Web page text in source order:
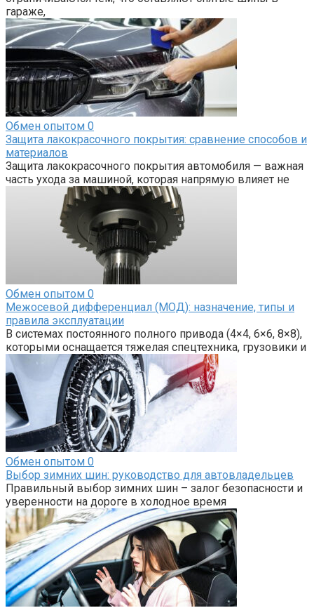
гараже,
Обмен опытом 0
Защита лакокрасочного покрытия: сравнение способов и
материалов
Защита лакокрасочного покрытия автомобиля — важная
часть ухода за машиной, которая напрямую влияет не
Обмен опытом 0
Межосевой дифференциал (МОД): назначение, типы и
правила эксплуатации
В системах постоянного полного привода (4×4, 6×6, 8×8),
которыми оснащается тяжелая спецтехника, грузовики и
Обмен опытом 0
Выбор зимних шин: руководство для автовладельцев
Правильный выбор зимних шин – залог безопасности и
уверенности на дороге в холодное время